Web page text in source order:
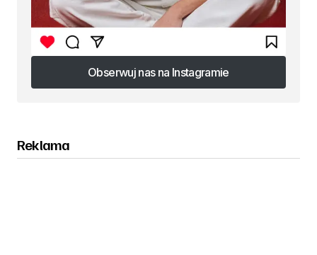
Obserwuj nas na Instagramie
Obserwuj nas na Instagramie
Reklama